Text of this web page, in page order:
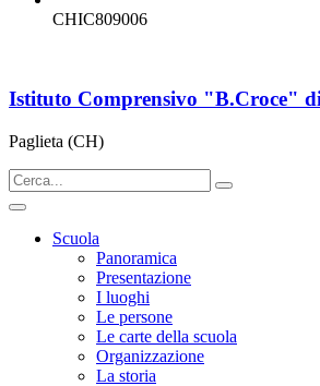
CHIC809006
Istituto Comprensivo "B.Croce"
Paglieta (CH)
Scuola
Panoramica
Presentazione
I luoghi
Le persone
Le carte della scuola
Organizzazione
La storia